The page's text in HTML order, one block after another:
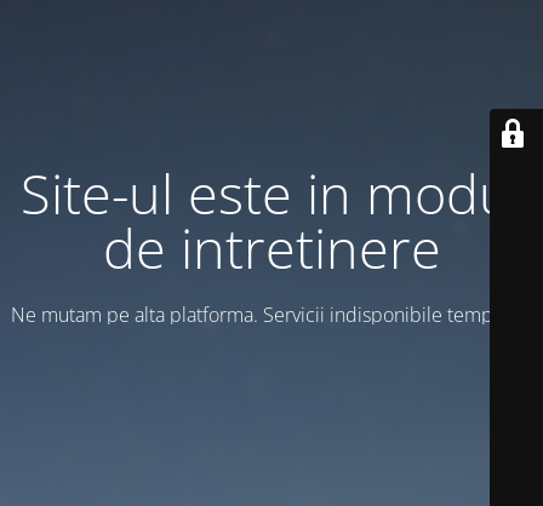
Site-ul este in modul
de intretinere
Ne mutam pe alta platforma. Servicii indisponibile temporar!